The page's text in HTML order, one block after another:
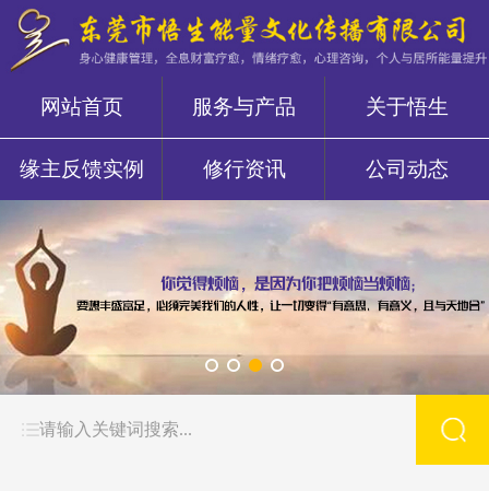
网站首页 服务与产品 关于悟生
缘主反馈实例 修行资讯 公司动态